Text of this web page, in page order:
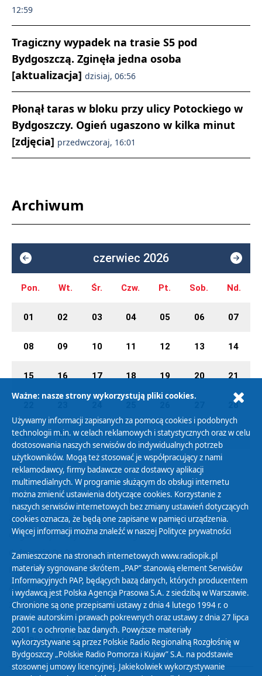
12:59
Tragiczny wypadek na trasie S5 pod
Bydgoszczą. Zginęła jedna osoba
[aktualizacja] dzisiaj, 06:56
Płonął taras w bloku przy ulicy Potockiego w
Bydgoszczy. Ogień ugaszono w kilka minut
[zdjęcia] przedwczoraj, 16:01
Archiwum
czerwiec 2026
Pon. Wt. Śr. Czw. Pt. Sob. Nd.
01 02 03 04 05 06 07
08 09 10 11 12 13 14
15 16 17 18 19 20 21
28
29 30 01 02 03 04 05
Polityka Prywatności
Zasady korzystania z Serwisu
Organizacje Pożytku Publicznego
Cyfryzacja DAB+
Polityka ochrony danych osobowych
Abonament
Zamówienia publiczne
Biuletyn Informacji Publicznej
Ważne: nasze strony wykorzystują pliki cookies.
Używamy informacji zapisanych za pomocą cookies i podobnych
technologii m.in. w celach reklamowych i statystycznych oraz w celu
dostosowania naszych serwisów do indywidualnych potrzeb
użytkowników. Mogą też stosować je współpracujący z nami
reklamodawcy, firmy badawcze oraz dostawcy aplikacji
multimedialnych. W programie służącym do obsługi internetu
można zmienić ustawienia dotyczące cookies. Korzystanie z
naszych serwisów internetowych bez zmiany ustawień dotyczących
cookies oznacza, że będą one zapisane w pamięci urządzenia.
Więcej informacji można znaleźć w naszej Polityce prywatności
Zamieszczone na stronach internetowych www.radiopik.pl
materiały sygnowane skrótem „PAP” stanowią element Serwisów
Informacyjnych PAP, będących bazą danych, których producentem
i wydawcą jest Polska Agencja Prasowa S.A. z siedzibą w Warszawie.
Chronione są one przepisami ustawy z dnia 4 lutego 1994 r. o
prawie autorskim i prawach pokrewnych oraz ustawy z dnia 27 lipca
2001 r. o ochronie baz danych. Powyższe materiały
wykorzystywane są przez Polskie Radio Regionalną Rozgłośnię w
Bydgoszczy „Polskie Radio Pomorza i Kujaw” S.A. na podstawie
stosownej umowy licencyjnej. Jakiekolwiek wykorzystywanie